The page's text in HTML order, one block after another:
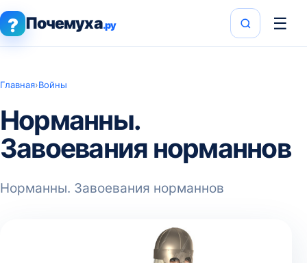
? Почемуха.ру ☰
Главная›Войны
Норманны.
Завоевания норманнов
Норманны. Завоевания норманнов